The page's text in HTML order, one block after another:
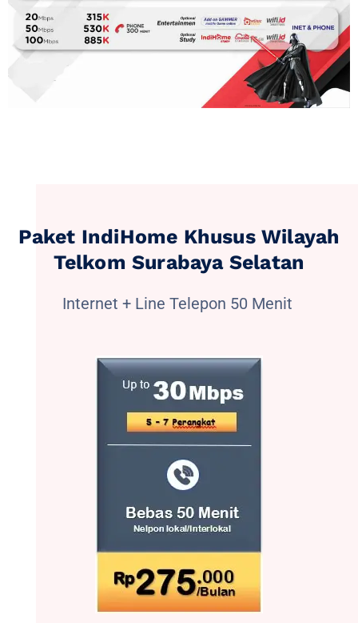
Paket IndiHome Khusus Wilayah
Telkom Surabaya Selatan
Internet + Line Telepon 50 Menit